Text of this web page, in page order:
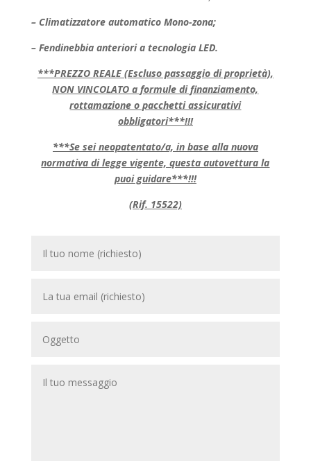
– Climatizzatore automatico Mono-zona;
– Fendinebbia anteriori a tecnologia LED.
***PREZZO REALE (Escluso passaggio di proprietà),
NON VINCOLATO a formule di finanziamento,
rottamazione o pacchetti assicurativi
obbligatori***!!!
***Se sei neopatentato/a, in base alla nuova
normativa di legge vigente, questa autovettura la
puoi guidare***!!!
(Rif. 15522)